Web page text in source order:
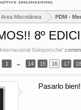
Area Miscelánea PDM -
8º
Soloporsche'
1 ← 14 15 16 17 18
Pasarlo